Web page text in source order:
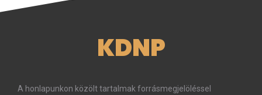
KDNP
A honlapunkon közölt tartalmak forrásmegjelöléssel